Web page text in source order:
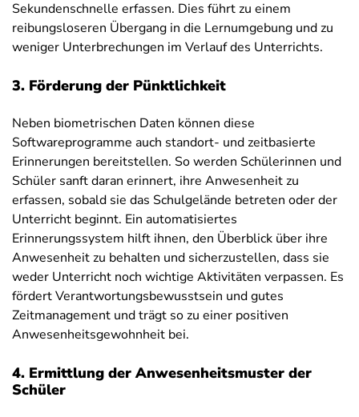
Sekundenschnelle erfassen. Dies führt zu einem
reibungsloseren Übergang in die Lernumgebung und zu
weniger Unterbrechungen im Verlauf des Unterrichts.
3. Förderung der Pünktlichkeit
Neben biometrischen Daten können diese
Softwareprogramme auch standort- und zeitbasierte
Erinnerungen bereitstellen. So werden Schülerinnen und
Schüler sanft daran erinnert, ihre Anwesenheit zu
erfassen, sobald sie das Schulgelände betreten oder der
Unterricht beginnt. Ein automatisiertes
Erinnerungssystem hilft ihnen, den Überblick über ihre
Anwesenheit zu behalten und sicherzustellen, dass sie
weder Unterricht noch wichtige Aktivitäten verpassen. Es
fördert Verantwortungsbewusstsein und gutes
Zeitmanagement und trägt so zu einer positiven
Anwesenheitsgewohnheit bei.
4. Ermittlung der Anwesenheitsmuster der
Schüler